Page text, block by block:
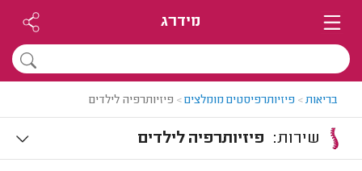
מידרג
בריאות> פיזיותרפיסטים מומלצים> פיזיותרפיה לילדים
פיזיותרפיה לילדים